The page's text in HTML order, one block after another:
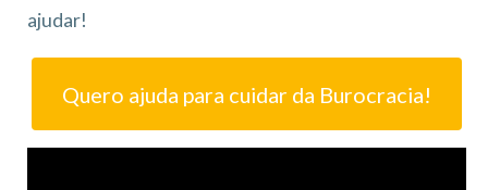
ajudar!
Quero ajuda para cuidar da Burocracia!